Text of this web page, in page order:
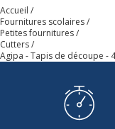
Accueil
Fournitures scolaires
Petites fournitures
Cutters
Agipa - Tapis de découpe -